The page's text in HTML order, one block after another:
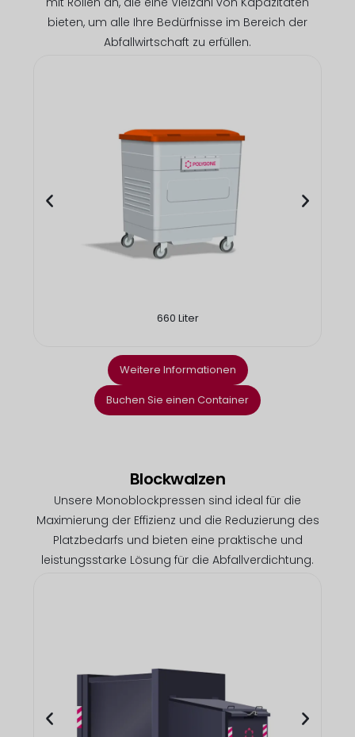
bieten, um alle Ihre Bedürfnisse im Bereich der
Abfallwirtschaft zu erfüllen.
660 Liter
Weitere Informationen
Buchen Sie einen Container
Blockwalzen
Unsere Monoblockpressen sind ideal für die
Maximierung der Effizienz und die Reduzierung des
Platzbedarfs und bieten eine praktische und
leistungsstarke Lösung für die Abfallverdichtung.